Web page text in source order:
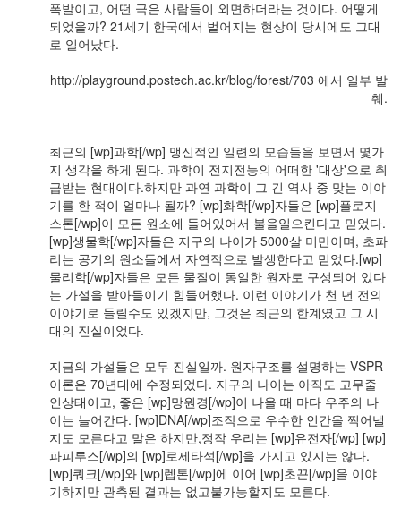
폭발이고, 어떤 극은 사람들이 외면하더라는 것이다. 어떻게
되었을까? 21세기 한국에서 벌어지는 현상이 당시에도 그대
로 일어났다.
http://playground.postech.ac.kr/blog/forest/703 에서 일부 발
췌.
최근의 [wp]과학[/wp] 맹신적인 일련의 모습들을 보면서 몇가
지 생각을 하게 된다. 과학이 전지전능의 어떠한 '대상'으로 취
급받는 현대이다.하지만 과연 과학이 그 긴 역사 중 맞는 이야
기를 한 적이 얼마나 될까? [wp]화학[/wp]자들은 [wp]플로지
스톤[/wp]이 모든 원소에 들어있어서 불을일으킨다고 믿었다.
[wp]생물학[/wp]자들은 지구의 나이가 5000살 미만이며, 초파
리는 공기의 원소들에서 자연적으로 발생한다고 믿었다.[wp]
물리학[/wp]자들은 모든 물질이 동일한 원자로 구성되어 있다
는 가설을 받아들이기 힘들어했다. 이런 이야기가 천 년 전의
이야기로 들릴수도 있겠지만, 그것은 최근의 한계였고 그 시
대의 진실이었다.
지금의 가설들은 모두 진실일까. 원자구조를 설명하는 VSPR
이론은 70년대에 수정되었다. 지구의 나이는 아직도 고무줄
인상태이고, 좋은 [wp]망원경[/wp]이 나올 때 마다 우주의 나
이는 늘어간다. [wp]DNA[/wp]조작으로 우수한 인간을 찍어낼
지도 모른다고 말은 하지만,정작 우리는 [wp]유전자[/wp] [wp]
파피루스[/wp]의 [wp]로제타석[/wp]을 가지고 있지는 않다.
[wp]쿼크[/wp]와 [wp]렙톤[/wp]에 이어 [wp]초끈[/wp]을 이야
기하지만 관측된 결과는 없고불가능할지도 모른다.
(4)
(너
시...
(너